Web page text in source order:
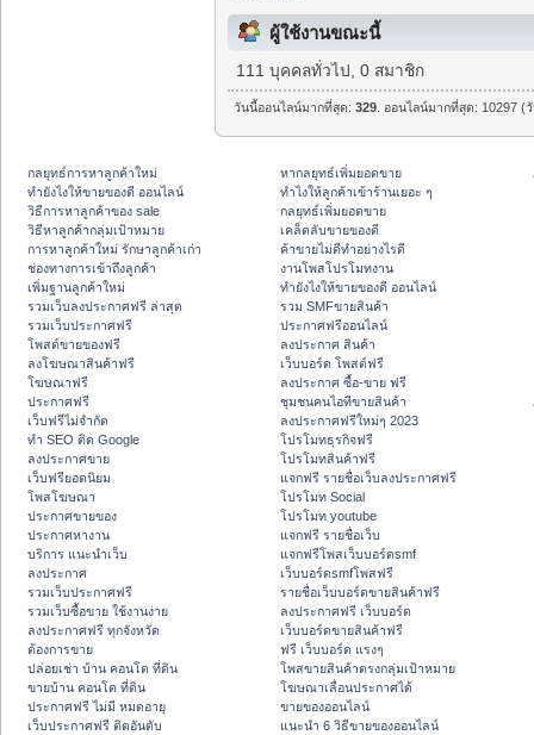
ผู้ใช้งานขณะนี้
111 บุคคลทั่วไป, 0 สมาชิก
วันนี้ออนไลน์มากที่สุด:329 . ออนไลน์มากที่สุด: 10297
กลยุทธ์การหาลูกค้าใหม่
ทํายังไงให้ขายของดี ออนไลน์
วิธีการหาลูกค้าของ sale
วิธีหาลูกค้ากลุ่มเป้าหมาย
การหาลูกค้าใหม่ รักษาลูกค้าเก่า
ช่องทางการเข้าถึงลูกค้า
เพิ่มฐานลูกค้าใหม่
รวมเว็บลงประกาศฟรี ล่าสุด
รวมเว็บประกาศฟรี
โพสต์ขายของฟรี
ลงโฆษณาสินค้าฟรี
โฆษณาฟรี
ประกาศฟรี
เว็บฟรีไม่จำกัด
ทำ SEO ติด Google
ลงประกาศขาย
เว็บฟรียอดนิยม
โพสโฆษณา
ประกาศขายของ
ประกาศหางาน
บริการ แนะนำเว็บ
ลงประกาศ
รวมเว็บประกาศฟรี
รวมเว็บซื้อขาย ใช้งานง่าย
ลงประกาศฟรี ทุกจังหวัด
ต้องการขาย
ปล่อยเช่า บ้าน คอนโด ที่ดิน
ขายบ้าน คอนโด ที่ดิน
ประกาศฟรี ไม่มี หมดอายุ
เว็บประกาศฟรี ติดอันดับ
หากลยุทธ์เพิ่มยอดขาย
ทําไงให้ลูกค้าเข้าร้านเยอะ ๆ
กลยุทธ์เพิ่มยอดขาย
เคล็ดลับขายของดี
ค้าขายไม่ดีทำอย่างไรดี
งานโพสโปรโมทงาน
ทํายังไงให้ขายของดี ออนไลน์
รวม SMFขายสินค้า
ประกาศฟรีออนไลน์
ลงประกาศ สินค้า
เว็บบอร์ด โพสต์ฟรี
ลงประกาศ ซื้อ-ขาย ฟรี
ชุมชนคนไอทีขายสินค้า
ลงประกาศฟรีใหม่ๆ 2023
โปรโมทธุรกิจฟรี
โปรโมทสินค้าฟรี
แจกฟรี รายชื่อเว็บลงประกาศฟรี
โปรโมท Social
โปรโมท youtube
แจกฟรี รายชื่อเว็บ
แจกฟรีโพสเว็บบอร์ดsmf
เว็บบอร์ดsmfโพสฟรี
รายชื่อเว็บบอร์ดขายสินค้าฟรี
ลงประกาศฟรี เว็บบอร์ด
เว็บบอร์ดขายสินค้าฟรี
ฟรี เว็บบอร์ด แรงๆ
โพสขายสินค้าตรงกลุ่มเป้าหมาย
โฆษณาเลื่อนประกาศได้
ขายของออนไลน์
แนะนำ 6 วิธีขายของออนไลน์